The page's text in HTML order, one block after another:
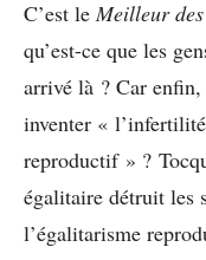
C’est leMeilleur
qu’est-ce que les
arrivé là ? Car
inventer «
reproductif » ?
égalitaire détruit les
l’égalitarisme